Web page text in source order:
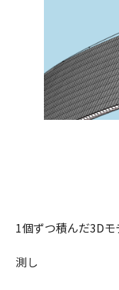
1個ずつ積んだ3D
測し